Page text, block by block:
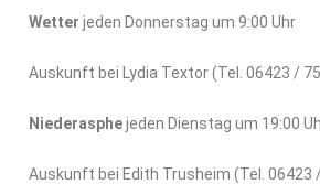
Wetter jeden Donnerstag um 9:00 Uhr
Auskunft bei Lydia Textor (Tel. 06423 /
Niederasphejeden Dienstag um 19:00
Auskunft bei Edith Trusheim (Tel. 06423